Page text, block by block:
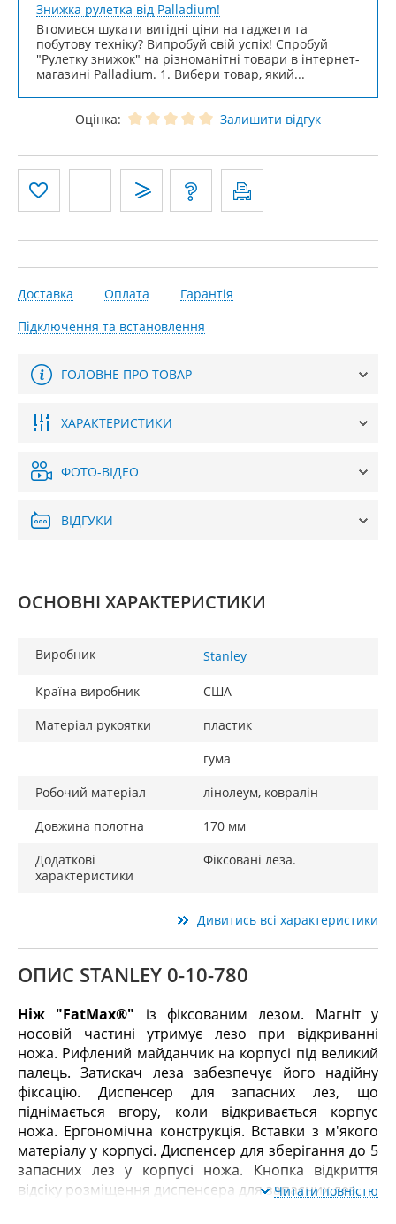
Знижка рулетка від Palladium!
Втомився шукати вигідні ціни на гаджети та
побутову техніку? Випробуй свій успіх! Спробуй
"Рулетку знижок" на різноманітні товари в інтернет-
магазині Palladium. 1. Вибери товар, який...
Оцінка: Залишити відгук
Доставка Оплата
Гарантія
Підключення та встановлення
ГОЛОВНЕ ПРО ТОВАР
ХАРАКТЕРИСТИКИ
ФОТО-ВІДЕО
ВІДГУКИ
ОСНОВНІ ХАРАКТЕРИСТИКИ
Виробник Stanley
Країна виробник
США
Матеріал рукоятки
пластик
гума
Робочий матеріал
лінолеум, ковралін
Довжина полотна
170 мм
Додаткові
характеристики
Фіксовані леза.
Дивитись всі характеристики
ОПИС STANLEY 0-10-780
Ніж "FatMax®" із фіксованим лезом. Магніт у
носовій частині утримує лезо при відкриванні
ножа. Рифлений майданчик на корпусі під великий
палець. Затискач леза забезпечує його надійну
фіксацію. Диспенсер для запасних лез, що
піднімається вгору, коли відкривається корпус
ножа. Ергономічна конструкція. Вставки з м'якого
матеріалу у корпусі. Диспенсер для зберігання до 5
запасних лез у корпусі ножа. Кнопка відкриття
відсіку розміщення диспенсера для запасних лез.
Читати повністю